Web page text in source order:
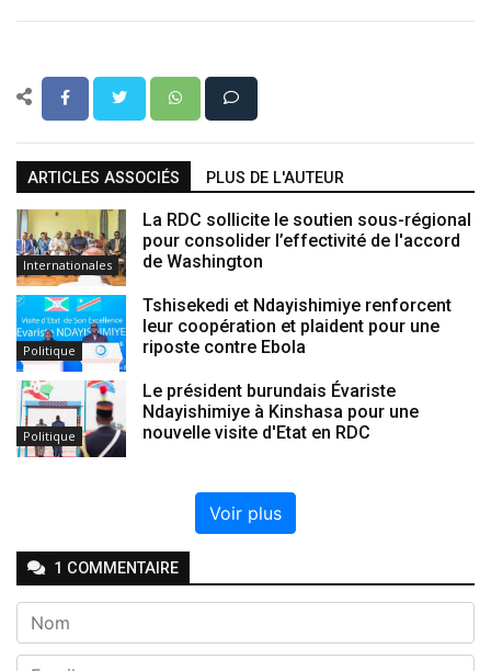
ARTICLES ASSOCIÉS PLUS DE L'AUTEUR
Internationales
La RDC sollicite le soutien sous-régional
pour consolider l’effectivité de l'accord
de Washington
Politique
Tshisekedi et Ndayishimiye renforcent
leur coopération et plaident pour une
riposte contre Ebola
Politique
Le président burundais Évariste
Ndayishimiye à Kinshasa pour une
nouvelle visite d'Etat en RDC
Voir plus
1 COMMENTAIRE